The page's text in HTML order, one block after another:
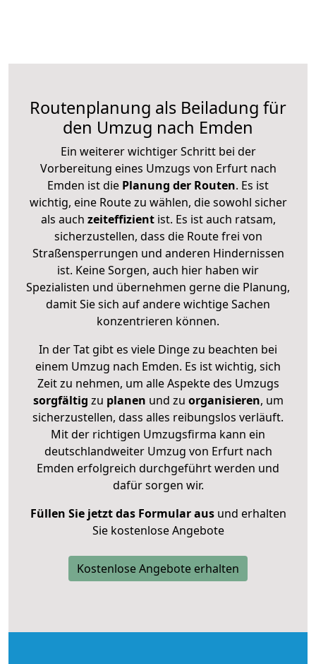
Routenplanung als Beiladung für
den Umzug nach Emden
Ein weiterer wichtiger Schritt bei der
Vorbereitung eines Umzugs von Erfurt nach
Emden ist die Planung der Routen. Es ist
wichtig, eine Route zu wählen, die sowohl sicher
als auch zeiteffizientist. Es ist auch ratsam,
sicherzustellen, dass die Route frei von
Straßensperrungen und anderen Hindernissen
ist. Keine Sorgen, auch hier haben wir
Spezialisten und übernehmen gerne die Planung,
damit Sie sich auf andere wichtige Sachen
konzentrieren können.
In der Tat gibt es viele Dinge zu beachten bei
einem Umzug nach Emden. Es ist wichtig, sich
Zeit zu nehmen, um alle Aspekte des Umzugs
sorgfältig zu planen und zu organisieren, um
sicherzustellen, dass alles reibungslos verläuft.
Mit der richtigen Umzugsfirma kann ein
deutschlandweiter Umzug von Erfurt nach
Emden erfolgreich durchgeführt werden und
dafür sorgen wir.
Füllen Sie jetzt das Formular ausund erhalten
Sie kostenlose Angebote
Kostenlose Angebote erhalten